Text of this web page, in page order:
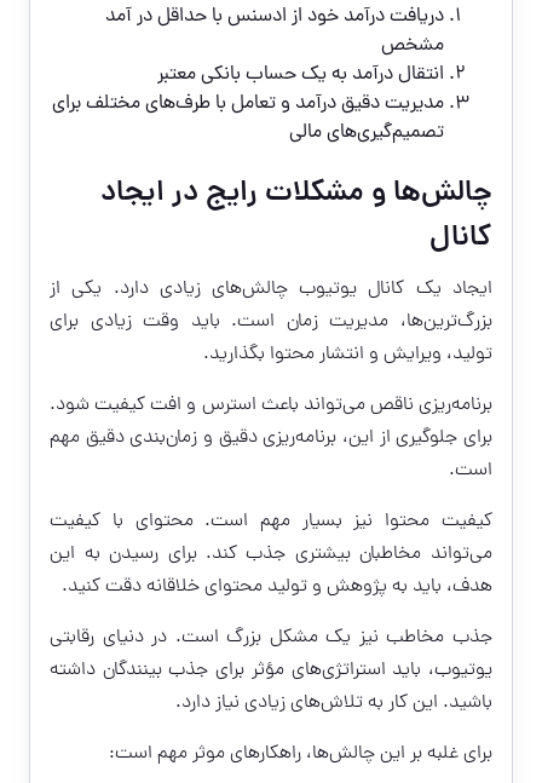
دریافت درآمد خود از ادسنس با حداقل در آمد
مشخص
انتقال درآمد به یک حساب بانکی معتبر
مدیریت دقیق درآمد و تعامل با طرف‌های مختلف برای
تصمیم‌گیری‌های مالی
چالش‌ها و مشکلات رایج در ایجاد
کانال
ایجاد یک کانال یوتیوب چالش‌های زیادی دارد. یکی از
بزرگ‌ترین‌ها، مدیریت زمان است. باید وقت زیادی برای
تولید، ویرایش و انتشار محتوا بگذارید.
برنامه‌ریزی ناقص می‌تواند باعث استرس و افت کیفیت شود.
برای جلوگیری از این، برنامه‌ریزی دقیق و زمان‌بندی دقیق مهم
است.
کیفیت محتوا نیز بسیار مهم است. محتوای با کیفیت
می‌تواند مخاطبان بیشتری جذب کند. برای رسیدن به این
هدف، باید به پژوهش و تولید محتوای خلاقانه دقت کنید.
جذب مخاطب نیز یک مشکل بزرگ است. در دنیای رقابتی
یوتیوب، باید استراتژی‌های مؤثر برای جذب بینندگان داشته
باشید. این کار به تلاش‌های زیادی نیاز دارد.
برای غلبه بر این چالش‌ها، راهکارهای موثر مهم است: